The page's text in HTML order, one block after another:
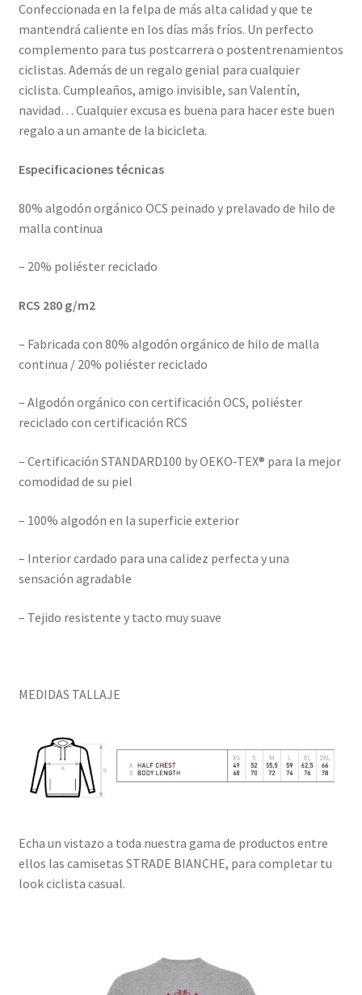
Confeccionada en la felpa de más alta calidad y que te
mantendrá caliente en los días más fríos. Un perfecto
complemento para tus postcarrera o postentrenamientos
ciclistas. Además de un regalo genial para cualquier
ciclista. Cumpleaños, amigo invisible, san Valentín,
navidad… Cualquier excusa es buena para hacer este buen
regalo a un amante de la bicicleta.
Especificaciones técnicas
80% algodón orgánico OCS peinado y prelavado de hilo de
malla continua
– 20% poliéster reciclado
RCS 280 g/m2
– Fabricada con 80% algodón orgánico de hilo de malla
continua / 20% poliéster reciclado
– Algodón orgánico con certificación OCS, poliéster
reciclado con certificación RCS
– Certificación STANDARD100 by OEKO-TEX® para la mejor
comodidad de su piel
– 100% algodón en la superficie exterior
– Interior cardado para una calidez perfecta y una
sensación agradable
– Tejido resistente y tacto muy suave
MEDIDAS TALLAJE
Echa un vistazo a toda nuestra gama de productos entre
ellos las camisetas STRADE BIANCHE, para completar tu
look ciclista casual.